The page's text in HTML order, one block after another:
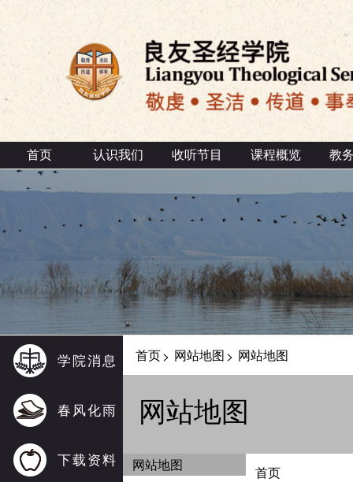
首页 认识我们 收听节目 课程概览 教
学院消息
春风化雨
下载资料
首页> 网站地图> 网站地图
网站地图
网站地图
首页